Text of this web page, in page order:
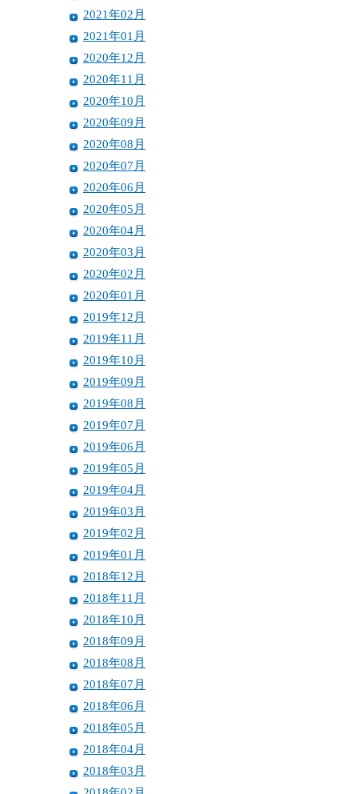
2021年02月
2021年01月
2020年12月
2020年11月
2020年10月
2020年09月
2020年08月
2020年07月
2020年06月
2020年05月
2020年04月
2020年03月
2020年02月
2020年01月
2019年12月
2019年11月
2019年10月
2019年09月
2019年08月
2019年07月
2019年06月
2019年05月
2019年04月
2019年03月
2019年02月
2019年01月
2018年12月
2018年11月
2018年10月
2018年09月
2018年08月
2018年07月
2018年06月
2018年05月
2018年04月
2018年03月